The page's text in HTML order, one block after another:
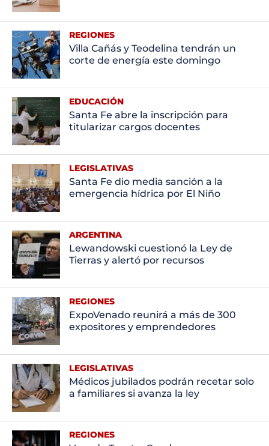
REGIONES
Villa Cañás y Teodelina tendrán un
corte de energía este domingo
EDUCACIÓN
Santa Fe abre la inscripción para
titularizar cargos docentes
LEGISLATIVAS
Santa Fe dio media sanción a la
emergencia hídrica por El Niño
ARGENTINA
Lewandowski cuestionó la Ley de
Tierras y alertó por recursos
REGIONES
ExpoVenado reunirá a más de 300
expositores y emprendedores
LEGISLATIVAS
Médicos jubilados podrán recetar solo
a familiares si avanza la ley
REGIONES